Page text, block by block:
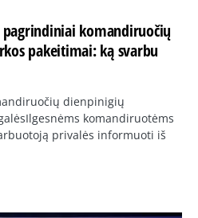
komandiruočių
pakeitimai: ką svarbu
dienpinigių
komandiruotėms
privalės informuoti iš